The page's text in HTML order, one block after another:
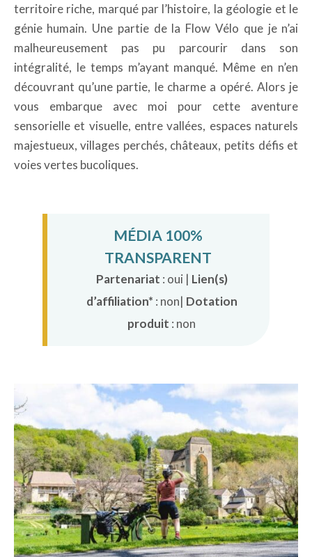
territoire riche, marqué par l’histoire, la géologie et le
génie humain. Une partie de la Flow Vélo que je n’ai
malheureusement pas pu parcourir dans son
intégralité, le temps m’ayant manqué. Même en n’en
découvrant qu’une partie, le charme a opéré. Alors je
vous embarque avec moi pour cette aventure
sensorielle et visuelle, entre vallées, espaces naturels
majestueux, villages perchés, châteaux, petits défis et
voies vertes bucoliques.
MÉDIA 100%
TRANSPARENT
Partenariat : oui | Lien(s)
d’affiliation* : non| Dotation
produit : non